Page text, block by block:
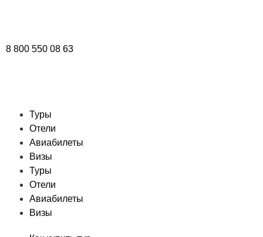
8 800 550 08 63
Туры
Отели
Авиабилеты
Визы
Туры
Отели
Авиабилеты
Визы